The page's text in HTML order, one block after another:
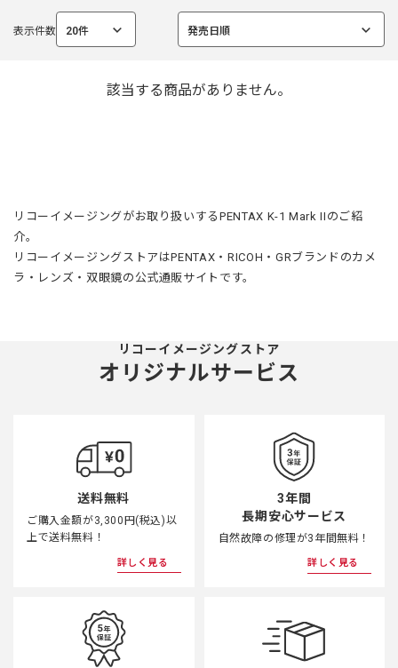
表示件数 20件
選
発売日順
選
該当する商品がありません。
リコーイメージングがお取り扱いするPENTAX K-1 Mark IIのご紹
介。
リコーイメージングストアはPENTAX・RICOH・GRブランドのカメ
ラ・レンズ・双眼鏡の公式通販サイトです。
リコーイメージングストア
オリジナルサービス
送料無料
ご購入金額が3,300円(税込)以
上で送料無料！
詳しく見る
3年間
長期安心サービス
自然故障の修理が3年間無料！
詳しく見る